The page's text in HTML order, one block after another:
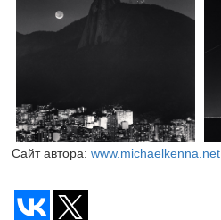
Сайт автора: www.michaelkenna.net